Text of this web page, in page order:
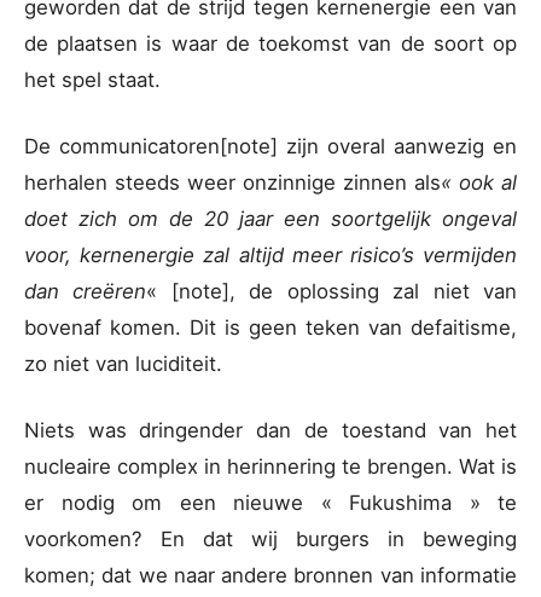
geworden dat de strijd tegen kernenergie een van
de plaatsen is waar de toekomst van de soort op
het spel staat.
De communicatoren[note] zijn overal aanwezig en
herhalen steeds weer onzinnige zinnen als« ook al
doet zich om de 20 jaar een soortgelijk ongeval
voor, kernenergie zal altijd meer risico’s vermijden
dan creëren« [note], de oplossing zal niet van
bovenaf komen. Dit is geen teken van defaitisme,
zo niet van luciditeit.
Niets was dringender dan de toestand van het
nucleaire complex in herinnering te brengen. Wat is
er nodig om een nieuwe « Fukushima » te
voorkomen? En dat wij burgers in beweging
komen; dat we naar andere bronnen van informatie